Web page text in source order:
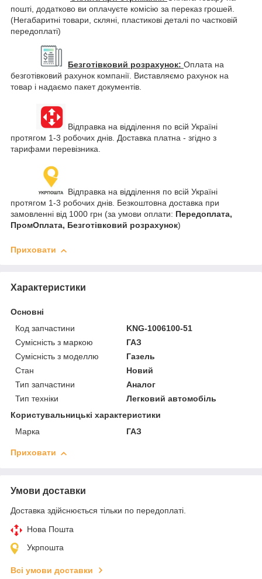
пошті, додатково ви оплачуєте комісію за переказ грошей.
(Негабаритні товари, скляні, пластикові деталі по частковій
передоплаті)
Безготівковий розрахунок: Оплата на
безготівковий рахунок компанії. Виставляємо рахунок на
товар і надаємо пакет документів.
Відправка на відділення по всій Україні
протягом 1-3 робочих днів. Доставка платна - згідно з
тарифами перевізника.
Відправка на відділення по всій Україні
протягом 1-3 робочих днів. Безкоштовна доставка при
замовленні від 1000 грн (за умови оплати: Передоплата,
ПромОплата, Безготівковий розрахунок)
Приховати
Характеристики
Основні
Код запчастини
KNG-1006100-51
Сумісність з маркою
ГАЗ
Сумісність з моделлю
Газель
Стан
Новий
Тип запчастини
Аналог
Тип техніки
Легковий автомобіль
Користувальницькі характеристики
Марка
ГАЗ
Приховати
Умови доставки
Доставка здійснюється тільки по передоплаті.
Нова Пошта
Укрпошта
Всі умови доставки